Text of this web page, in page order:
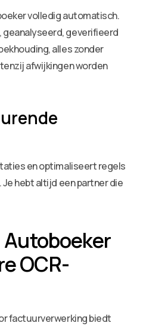
volledig automatisch.
geanalyseerd, geverifieerd
alles zonder
afwijkingen worden
en optimaliseert regels
hebt altijd een partner die
OCR-
factuurverwerking biedt